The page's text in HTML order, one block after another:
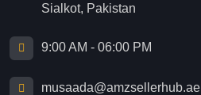
Sialkot, Pakistan
9:00 AM - 06:00 PM
musaada@amzsellerhub.ae